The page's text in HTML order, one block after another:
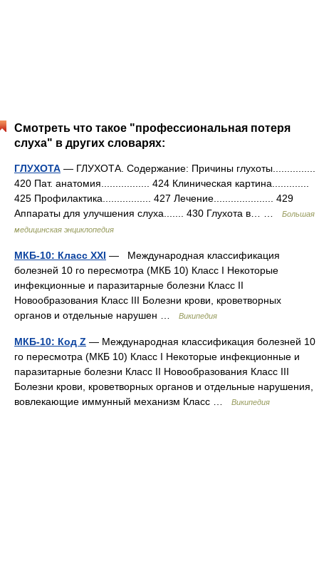
Смотреть что такое "профессиональная потеря
слуха" в других словарях:
ГЛУХОТА — ГЛУХОТА. Содержание: Причины глухоты...............
420 Пат. анатомия................. 424 Клиническая картина.............
425 Профилактика................. 427 Лечение..................... 429
Аппараты для улучшения слуха....... 430 Глухота в… …
Большая
медицинская энциклопедия
МКБ-10: Класс XXI — Международная классификация
болезней 10 го пересмотра (МКБ 10) Класс I Некоторые
инфекционные и паразитарные болезни Класс II
Новообразования Класс III Болезни крови, кроветворных
органов и отдельные нарушен …
Википедия
МКБ-10: Код Z — Международная классификация болезней 10
го пересмотра (МКБ 10) Класс I Некоторые инфекционные и
паразитарные болезни Класс II Новообразования Класс III
Болезни крови, кроветворных органов и отдельные нарушения,
вовлекающие иммунный механизм Класс …
Википедия